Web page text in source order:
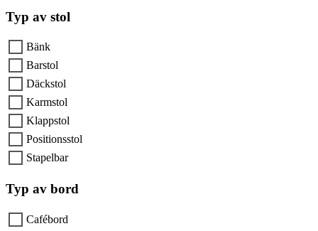
Typ av stol
Bänk
Barstol
Däckstol
Karmstol
Klappstol
Positionsstol
Stapelbar
Typ av bord
Cafébord